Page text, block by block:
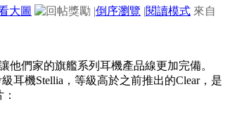
大圖 |倒序瀏覽 |閱讀模式 來自
他們家的旗艦系列耳機產品線更加完備。
耳機Stellia，等級高於之前推出的Clear，是